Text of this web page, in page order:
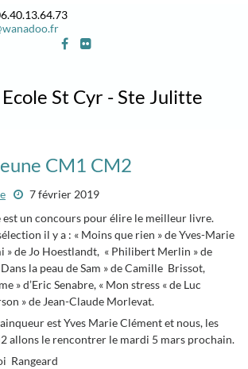
Ecole St Cyr - Ste Julitte
et pastoral
2026
associations
2025-2026
CM1 CM2
7 février 2019
est un concours pour élire le meilleur livre.
il y a : « Moins que rien » de Yves-Marie
» de Jo Hoestlandt, « Philibert Merlin » de
la peau de Sam » de Camille Brissot,
» d’Eric Senabre, « Mon stress « de Luc
» de Jean-Claude Morlevat.
est Yves Marie Clément et nous, les
allons le rencontrer le mardi 5 mars prochain.
Rangeard